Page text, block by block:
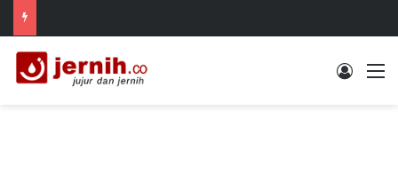
Log In